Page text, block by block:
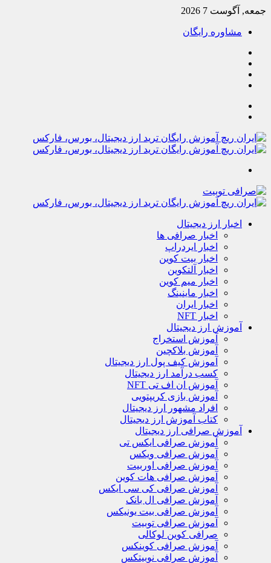
جمعه, آگوست 7 2026
مشاوره رایگان
اخبار ارز دیجیتال
اخبار صرافی ها
اخبار ایردراپ
اخبار بیت کوین
اخبار آلتکوین
اخبار میم کوین
اخبار ماینینگ
اخبار ایران
اخبار NFT
آموزش ارز دیجیتال
آموزش استخراج
آموزش بلاکچین
آموزش کیف پول ارز دیجیتال
کسب درآمد ارز دیجیتال
آموزش ان اف تی NFT
آموزش بازی کریپتویی
افراد مشهور ارز دیجیتال
کتاب آموزش ارز دیجیتال
آموزش صرافی ارز دیجیتال
آموزش صرافی ایکس تی
آموزش صرافی ویکس
آموزش صرافی اوربیت
آموزش صرافی هات کوین
آموزش صرافی کی سی ایکس
آموزش صرافی ال بانک
آموزش صرافی بیت یونیکس
آموزش صرافی توبیت
صرافی کوین لوکالی
آموزش صرافی کوینکس
آموزش صرافی نوبیتکس